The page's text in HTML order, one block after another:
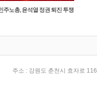
주노총, 윤석열 정권 퇴진 투쟁
주소 : 강원도 춘천시 효자로 116